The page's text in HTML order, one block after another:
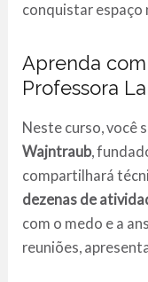
conquistar espaço
Aprenda
Professora
Neste curso, você
Wajntraub ,
compartilhará
dezenas de
com o medo e a
reuniões,